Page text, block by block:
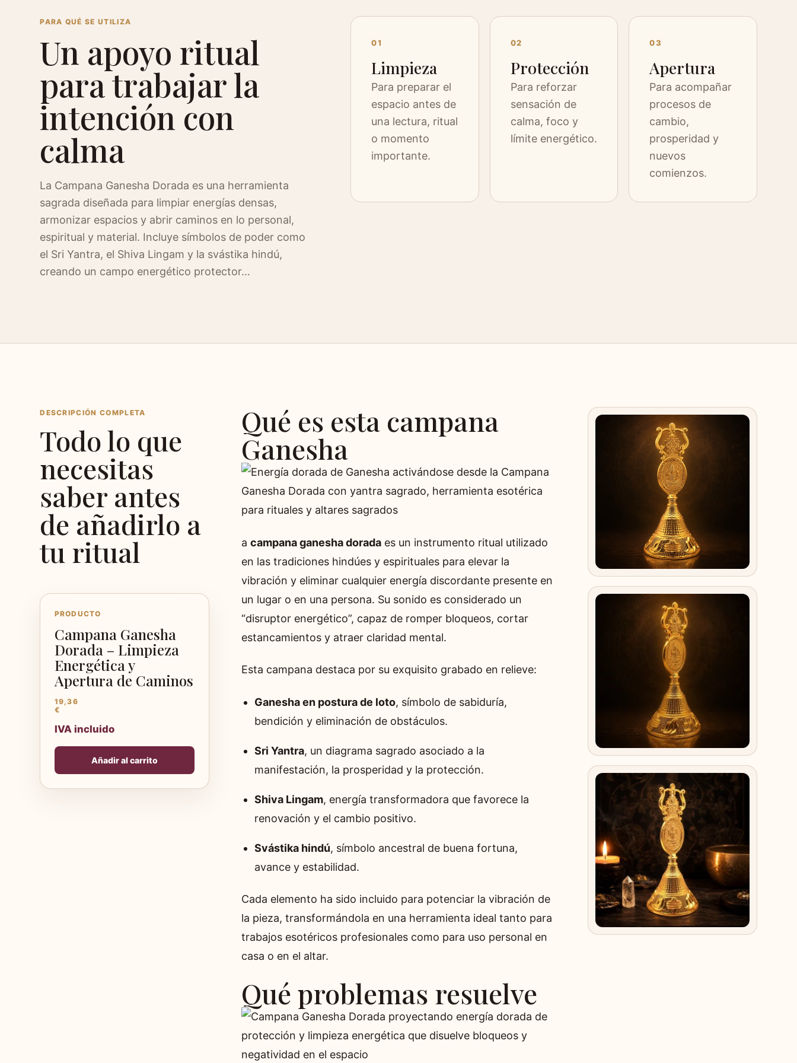
PARA QUÉ SE UTILIZA
Un apoyo ritual
para trabajar la
intención con
calma
La Campana Ganesha Dorada es una herramienta
sagrada diseñada para limpiar energías densas,
armonizar espacios y abrir caminos en lo personal,
espiritual y material. Incluye símbolos de poder como
el Sri Yantra, el Shiva Lingam y la svástika hindú,
creando un campo energético protector…
01
Limpieza
Para preparar el
espacio antes de
una lectura, ritual
o momento
importante.
02
Protección
Para reforzar
sensación de
calma, foco y
límite energético.
03
Apertura
Para acompañar
procesos de
cambio,
prosperidad y
nuevos
comienzos.
DESCRIPCIÓN COMPLETA
Todo lo que
necesitas
saber antes
de añadirlo a
tu ritual
PRODUCTO
Campana Ganesha
Dorada – Limpieza
Energética y
Apertura de Caminos
19,36
€
IVA incluido
Añadir al carrito
Qué es esta campana
Ganesha
a campana ganesha doradaes un instrumento ritual utilizado
en las tradiciones hindúes y espirituales para elevar la
vibración y eliminar cualquier energía discordante presente en
un lugar o en una persona. Su sonido es considerado un
“disruptor energético”, capaz de romper bloqueos, cortar
estancamientos y atraer claridad mental.
Esta campana destaca por su exquisito grabado en relieve:
Ganesha en postura de loto, símbolo de sabiduría,
bendición y eliminación de obstáculos.
Sri Yantra, un diagrama sagrado asociado a la
manifestación, la prosperidad y la protección.
Shiva Lingam, energía transformadora que favorece la
renovación y el cambio positivo.
Svástika hindú, símbolo ancestral de buena fortuna,
avance y estabilidad.
Cada elemento ha sido incluido para potenciar la vibración de
la pieza, transformándola en una herramienta ideal tanto para
trabajos esotéricos profesionales como para uso personal en
casa o en el altar.
Qué problemas resuelve